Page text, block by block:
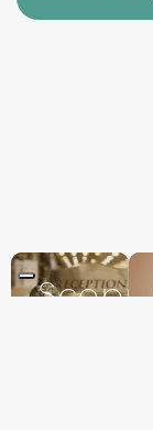
Scopri